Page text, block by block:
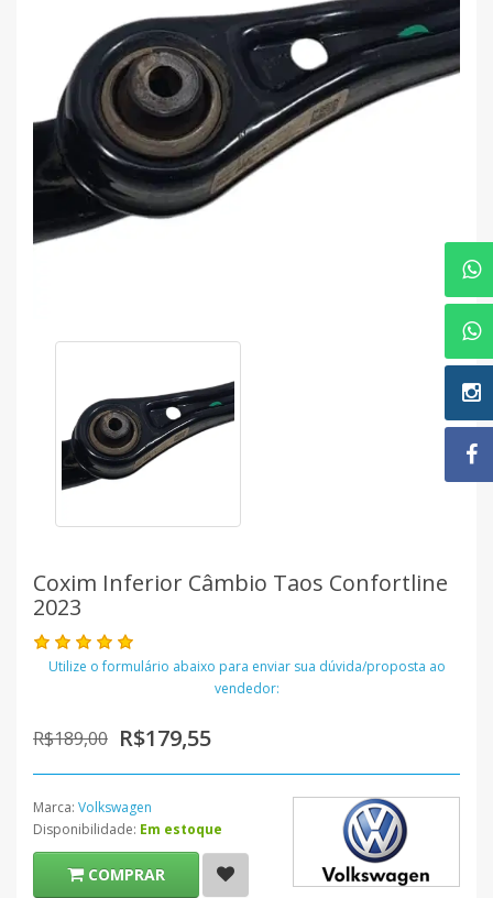
Coxim Inferior Câmbio Taos Confortline
2023
Utilize o formulário abaixo para enviar sua dúvida/proposta ao
vendedor:
R$189,00 R$179,55
Marca: Volkswagen
Disponibilidade: Em estoque
COMPRAR